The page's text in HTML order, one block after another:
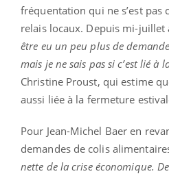
fréquentation qui ne s’est pas
relais locaux. Depuis mi-juillet
être eu un peu plus de
mais je ne sais pas si c’est lié à
Christine Proust, qui estime
aussi liée à la fermeture
Pour Jean-Michel Baer en
demandes de colis
nette de la crise économique.